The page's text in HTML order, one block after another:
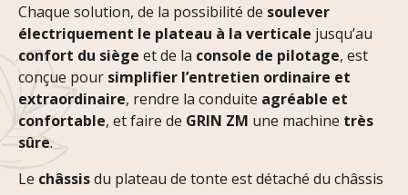
Chaque solution, de la possibilité de soulever
électriquement le plateau à la verticale jusqu’au
confort du siège et de la console de pilotage, est
conçue pour simplifier l’entretien ordinaire et
extraordinaire, rendre la conduite agréable et
confortable, et faire de GRIN ZM une machine très
sûre.
Le châssisdu plateau de tonte est détaché du châssis